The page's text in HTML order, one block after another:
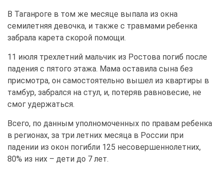
В Таганроге в том же месяце выпала из окна
семилетняя девочка, и также с травмами ребенка
забрала карета скорой помощи.
11 июля трехлетний мальчик из Ростова погиб после
падения с пятого этажа. Мама оставила сына без
присмотра, он самостоятельно вышел из квартиры в
тамбур, забрался на стул, и, потеряв равновесие, не
смог удержаться.
Всего, по данным уполномоченных по правам ребенка
в регионах, за три летних месяца в России при
падении из окон погибли 125 несовершеннолетних,
80% из них – дети до 7 лет.